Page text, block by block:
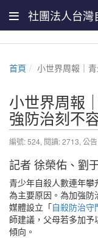
社團法人台灣
首頁 小世界周報｜
小世界周報
強防治刻不
編號: 524, 閱讀: 2713, 公
記者 徐榮佑、劉
青少年自殺人數連年
為主要原因。為加強
媒體設立「自殺防治守
師建議，父母若多加
傾向。